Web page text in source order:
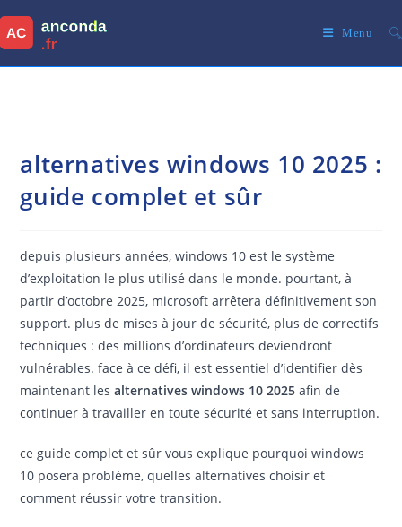
to
content
Menu
alternatives windows 10 2025 :
guide complet et sûr
depuis plusieurs années, windows 10 est le système
d’exploitation le plus utilisé dans le monde. pourtant, à
partir d’octobre 2025, microsoft arrêtera définitivement son
support. plus de mises à jour de sécurité, plus de correctifs
techniques : des millions d’ordinateurs deviendront
vulnérables. face à ce défi, il est essentiel d’identifier dès
maintenant lesalternatives windows 10 2025 afin de
continuer à travailler en toute sécurité et sans interruption.
ce guide complet et sûr vous explique pourquoi windows
10 posera problème, quelles alternatives choisir et
comment réussir votre transition.